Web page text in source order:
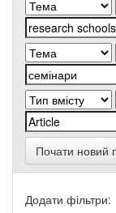
Почати новий
Додати фільтри: